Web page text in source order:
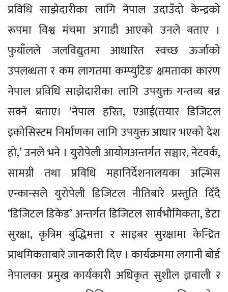
प्रविधि साझेदारीका लागि नेपाल उदाउँदो केन्द्रको
रूपमा विश्व मंचमा अगाडी आएको उनले बताए ।
फुयाँलले जलविद्युतमा आधारित स्वच्छ ऊर्जाको
उपलब्धता र कम लागतमा कम्प्युटिङ क्षमताका कारण
नेपाल प्रविधि साझेदारीका लागि उपयुक्त गन्तव्य बन्न
सक्ने बताए। ‘नेपाल हरित, एआई(तयार डिजिटल
इकोसिस्टम निर्माणका लागि उपयुक्त आधार भएको देश
हो,’ उनले भने । युरोपेली आयोगअन्तर्गत सञ्चार, नेटवर्क,
सामग्री तथा प्रविधि महानिर्देशनालयका अल्भिस
एन्कान्सले युरोपेली डिजिटल नीतिबारे प्रस्तुति दिँदै
‘डिजिटल डिकेड’ अन्तर्गत डिजिटल सार्वभौमिकता, डेटा
सुरक्षा, कृत्रिम बुद्धिमत्ता र साइबर सुरक्षामा केन्द्रित
प्राथमिकताबारे जानकारी दिए । कार्यक्रममा लगानी बोर्ड
नेपालका प्रमुख कार्यकारी अधिकृत सुशील ज्ञवाली र